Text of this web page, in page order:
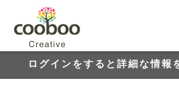
ログインをすると詳細な情報